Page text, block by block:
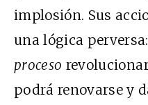
implosión. Sus
una lógica
proceso
podrá renovarse y